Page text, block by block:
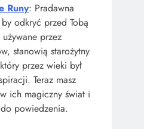
Runy: Pradawna
odkryć przed Tobą
przez
stanowią starożytny
przez wieki był
Teraz masz
ich magiczny świat i
powiedzenia.